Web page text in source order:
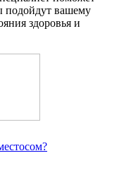
подойдут вашему
здоровья и